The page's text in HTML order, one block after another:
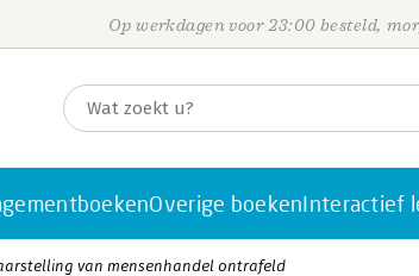
Op werkdagen voor 23:00 besteld,
Overige boekenInteractief
van mensenhandel ontrafeld